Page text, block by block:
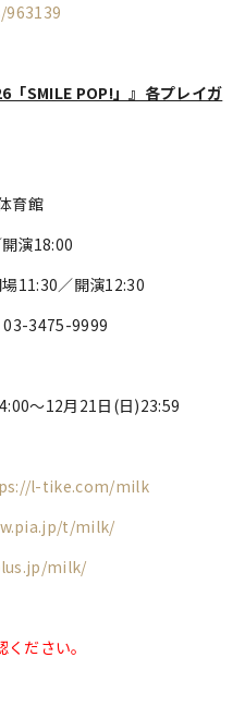
「SMILE POP!」』各プレイガ
育館
演18:00
11:30／開演12:30
03-3475-9999
～12月21日(日)23:59
l-tike.com/milk
t/milk/
milk/
ださい。